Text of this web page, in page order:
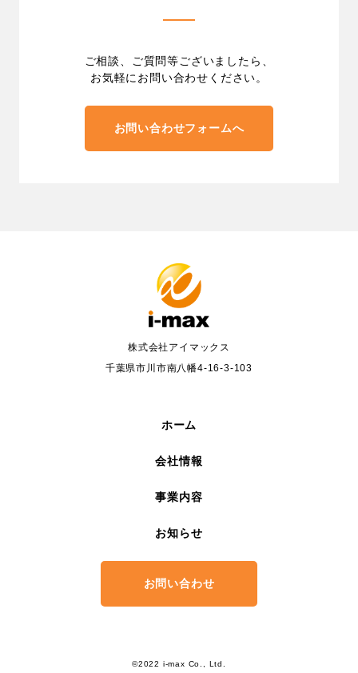
ご相談、ご質問等ございましたら、
お気軽にお問い合わせください。
お問い合わせフォームへ
株式会社アイマックス
千葉県市川市南八幡4-16-3-103
ホーム
会社情報
事業内容
お知らせ
お問い合わせ
©2022 i-max Co., Ltd.